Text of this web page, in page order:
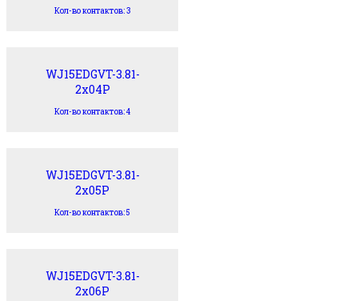
Кол-во контактов: 3
WJ15EDGVT-3.81-
2x04P
Кол-во контактов: 4
WJ15EDGVT-3.81-
2x05P
Кол-во контактов: 5
WJ15EDGVT-3.81-
2x06P